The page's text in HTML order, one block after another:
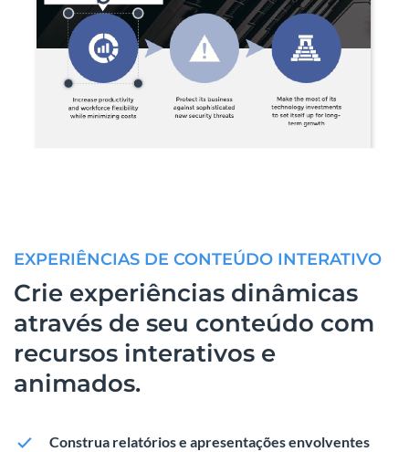
EXPERIÊNCIAS DE CONTEÚDO INTERATIVO
Crie experiências dinâmicas
através de seu conteúdo com
recursos interativos e
animados.
Construa relatórios e apresentações envolventes